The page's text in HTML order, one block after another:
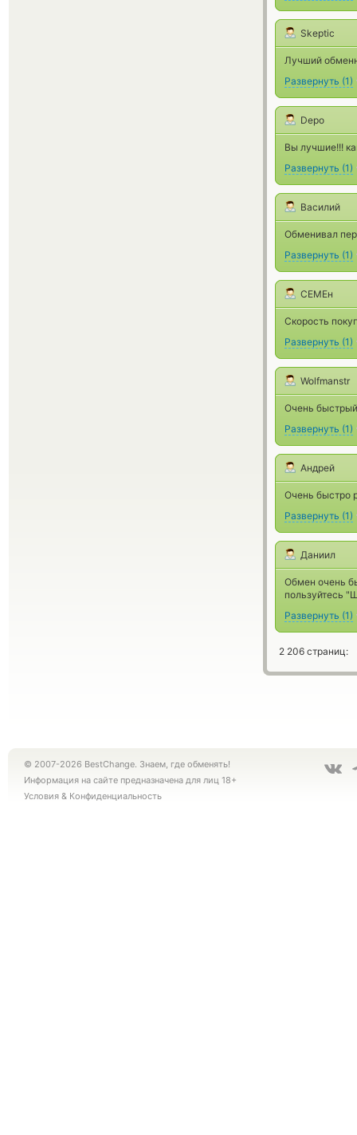
Skeptic
Лучший
Развернуть (1)
Depo
Вы лучшие!!!
Развернуть (1)
Василий
Обменивал
Развернуть (1)
СЕМЕн
Скорость
Развернуть (1)
Wolfmanstr
Очень
Развернуть (1)
Андрей
Очень быстро
Развернуть (1)
Даниил
Обмен очень
пользуйтесь
Развернуть (1)
2 206 страниц:
© 2007-2026 BestChange. Знаем, где обменять!
Информация на сайте предназначена для лиц 18+
Условия & Конфиденциальность